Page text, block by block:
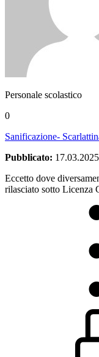
Personale scolastico
0
Sanificazione-
Pubblicato: 17.03.2025
Eccetto dove
rilasciato sotto Licenza